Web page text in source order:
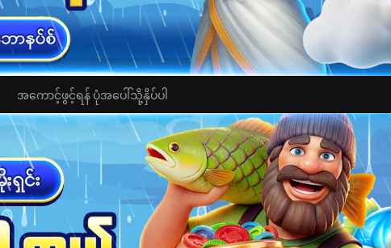
အကောင့်ဖွင့်ရန် ပုံအပေါ်သို့နှိပ်ပါ